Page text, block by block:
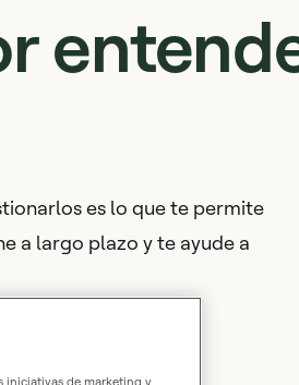
es lo que te permite
a largo plazo y te ayude a
iniciativas de marketing y